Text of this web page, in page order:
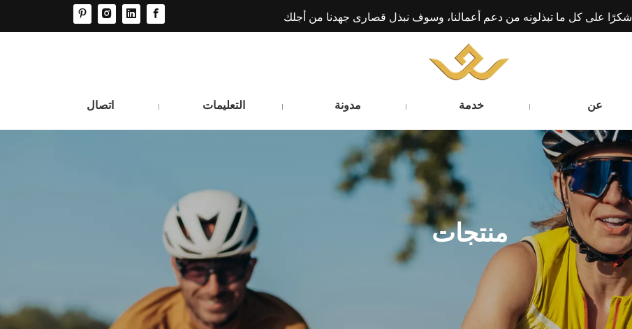
شكرًا على كل ما تبذلونه من دعم أعمالنا، وسوف نبذل قصارى جهدنا من أجلك
عن خدمة مدونة التعليمات اتصال
منتجات